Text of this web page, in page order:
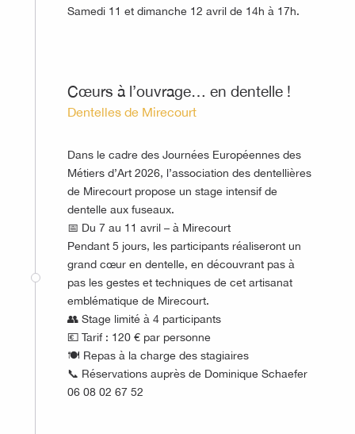
Samedi 11 et dimanche 12 avril de 14h à 17h.
Cœurs à l’ouvrage… en dentelle !
Dentelles de Mirecourt
Dans le cadre des Journées Européennes des
Métiers d’Art 2026, l’association des dentellières
de Mirecourt propose un stage intensif de
dentelle aux fuseaux.
📅 Du 7 au 11 avril – à Mirecourt
Pendant 5 jours, les participants réaliseront un
grand cœur en dentelle, en découvrant pas à
pas les gestes et techniques de cet artisanat
emblématique de Mirecourt.
👥 Stage limité à 4 participants
💶 Tarif : 120 € par personne
🍽️ Repas à la charge des stagiaires
📞 Réservations auprès de Dominique Schaefer
06 08 02 67 52